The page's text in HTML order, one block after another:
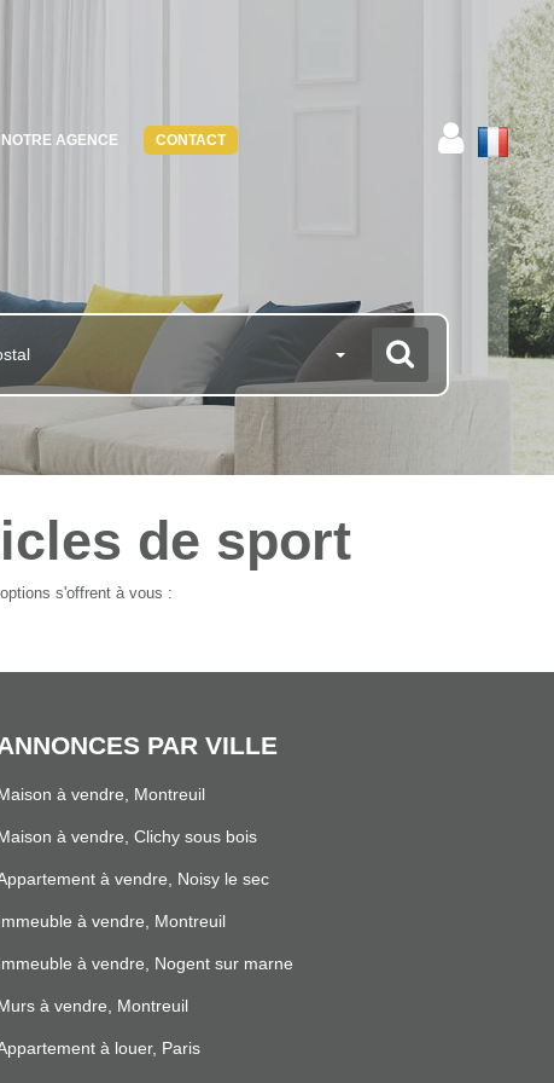
NOTRE AGENCE CONTACT
de sport
s'offrent à vous :
PAR VILLE
à vendre, Montreuil
à vendre, Clichy sous bois
à vendre, Noisy le sec
à vendre, Montreuil
à vendre, Nogent sur marne
à vendre, Montreuil
à louer, Paris